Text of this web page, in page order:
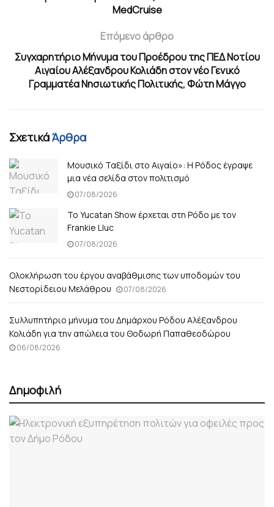
MedCruise
Επόμενο άρθρο
Συγχαρητήριο Μήνυμα του Προέδρου της ΠΕΔ Νοτίου
Αιγαίου Αλέξανδρου Κολιάδη στον νέο Γενικό
Γραμματέα Νησιωτικής Πολιτικής, Φώτη Μάγγο
ΣχετικάΆρθρα
Μουσικό Ταξίδι στο Αιγαίο»: Η Ρόδος έγραψε
μια νέα σελίδα στον πολιτισμό
07/08/2026
Το Yucatan Show έρχεται στη Ρόδο με τον
Frankie Lluc
07/08/2026
Ολοκλήρωση του έργου αναβάθμισης των υποδομών του
Νεστορίδειου Μελάθρου
07/08/2026
Συλλυπητήριο μήνυμα του Δημάρχου Ρόδου Αλέξανδρου
Κολιάδη για την απώλεια του Θοδωρή Παπαθεοδώρου
06/08/2026
Δημοφιλή